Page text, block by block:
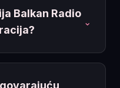
Balkan Radio
⌄